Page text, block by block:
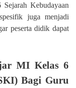
Kebudayaan
juga menjadi
peserta didik dapat
MI Kelas 6
Bagi Guru